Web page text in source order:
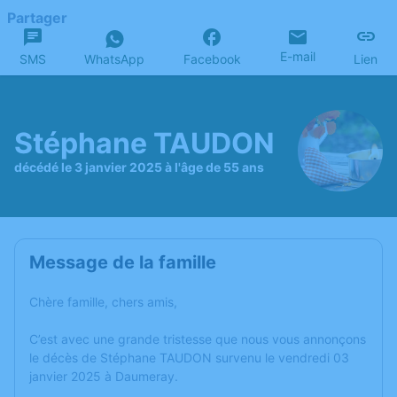
Partager
SMS WhatsApp Facebook E-mail Lien
Stéphane TAUDON
décédé le 3 janvier 2025 à l'âge de 55 ans
Message de la famille
Chère famille, chers amis,
C’est avec une grande tristesse que nous vous annonçons
le décès de Stéphane TAUDON survenu le vendredi 03
janvier 2025 à Daumeray.